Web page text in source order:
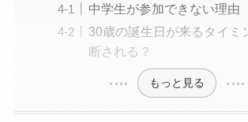
中学生が参加できない理由
30歳の誕生日が来るタイミ
断される？
もっと見る